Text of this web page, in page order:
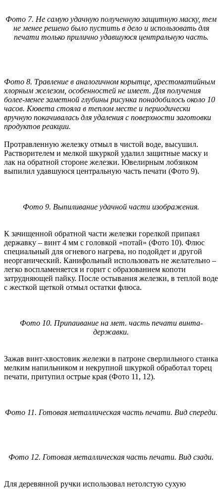
Фото 7. Не самую удачную полученную защитную маску, тем
не менее решено было пустить в дело и использовать для
печати только прилично удавшуюся центральную часть.
Фото 8. Травление в аналогичном корытце, хрестоматийным
хлорным железом, особенностей не имеет. Для получения
более-менее заметной глубины рисунка понадобилось около 10
часов. Кювета стояла в теплом месте и периодически
вручную покачивалась для удаления с поверхности заготовки
продуктов реакции.
Протравленную железку отмыл в чистой воде, высушил.
Растворителем и мелкой шкуркой удалил защитные маску и
лак на обратной стороне железки. Ювелирным лобзиком
выпилил удавшуюся центральную часть печати (Фото 9).
Фото 9. Выпиливание удачной части изображения.
К зачищенной обратной части железки горелкой припаял
державку – винт 4 мм с головкой «потай» (Фото 10). Флюс
специальный для огневого нагрева, но подойдет и другой
неорганический. Канифольный использовать не желательно –
легко воспламеняется и горит с образованием копоти
затрудняющей пайку. После остывания железки, в теплой воде
с жесткой щеткой отмыл остатки флюса.
Фото 10. Припаивание на мет. часть печати винта-
державки.
Зажав винт-хвостовик железки в патроне сверлильного станка
мелким напильником и некрупной шкуркой обработал торец
печати, притупил острые края (Фото 11, 12).
Фото 11. Готовая металлическая часть печати. Вид спереди.
Фото 12. Готовая металлическая часть печати. Вид сзади.
Для деревянной ручки использовал нетолстую сухую